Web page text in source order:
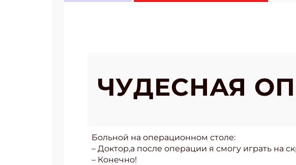
ЧУДЕСНАЯ
Больной на операционном столе:
– Доктор,а после операции я смогу играть на
– Конечно!